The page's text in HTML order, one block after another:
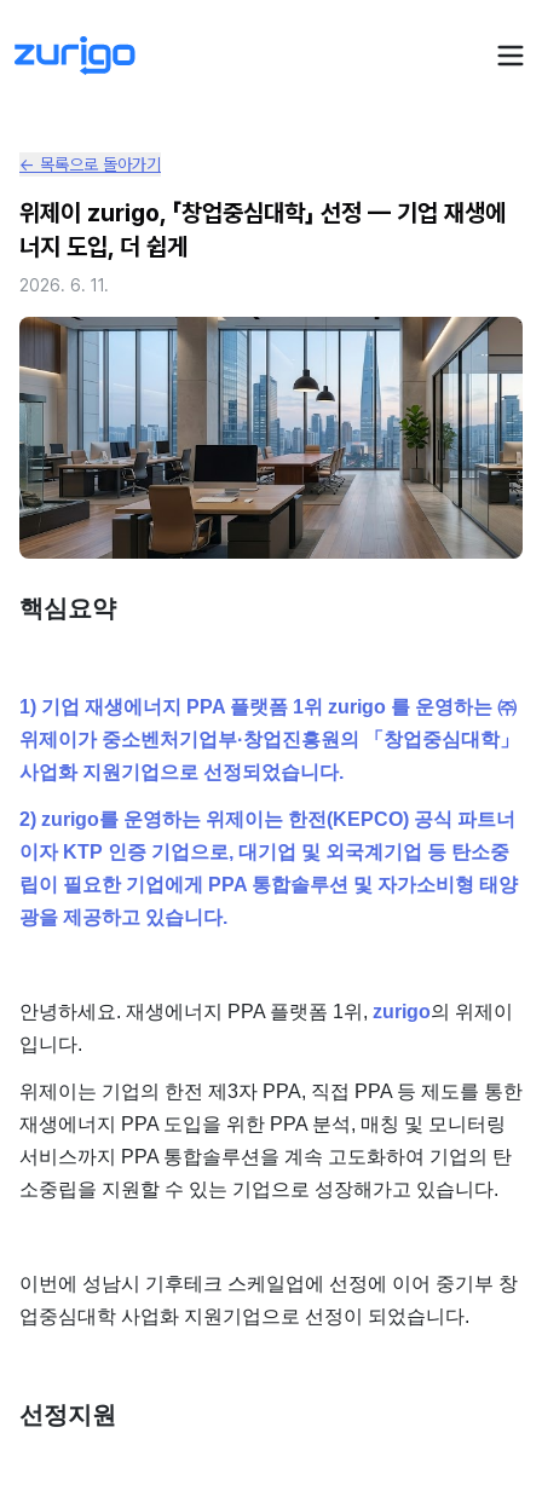
PPA 계약
수요기업 PPA 계산
발전소 PPA 계산
PPA 관리
PPA 모니터링
PPA 파트너스
전기요금 시뮬레이션 NEW
PPA 매뉴얼
PPA FAQ
AI 컨설턴트 UPDATED
PPA 플레이
인사이트
성공사례
에너지브리핑
단가
회사소개
← 목록으로 돌아가기
위제이 zurigo, 「창업중심대학」 선정 — 기업 재생에
너지 도입, 더 쉽게
2026. 6. 11.
핵심요약
1) 기업 재생에너지 PPA 플랫폼 1위 zurigo 를 운영하는 ㈜
위제이가 중소벤처기업부·창업진흥원의 「창업중심대학」
사업화 지원기업으로 선정되었습니다.
2) zurigo를 운영하는 위제이는 한전(KEPCO) 공식 파트너
이자 KTP 인증 기업으로, 대기업 및 외국계기업 등 탄소중
립이 필요한 기업에게 PPA 통합솔루션 및 자가소비형 태양
광을 제공하고 있습니다.
안녕하세요. 재생에너지 PPA 플랫폼 1위, zurigo의 위제이
입니다.
위제이는 기업의 한전 제3자 PPA, 직접 PPA 등 제도를 통한
재생에너지 PPA 도입을 위한 PPA 분석, 매칭 및 모니터링
서비스까지 PPA 통합솔루션을 계속 고도화하여 기업의 탄
소중립을 지원할 수 있는 기업으로 성장해가고 있습니다.
이번에 성남시 기후테크 스케일업에 선정에 이어 중기부 창
업중심대학 사업화 지원기업으로 선정이 되었습니다.
선정지원